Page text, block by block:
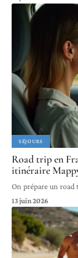
SÉJOURS
Road trip en
itinéraire
On prépare un
13 juin 2026